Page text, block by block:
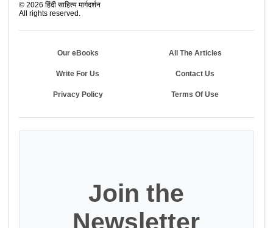
©2026 हिंदी साहित्य मार्गदर्शन
All rights reserved.
Our eBooks All The Articles
Write For Us Contact Us
Privacy Policy Terms Of Use
Join the
Newsletter